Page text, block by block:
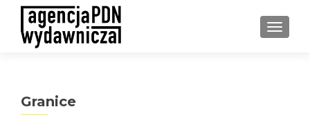
Granice